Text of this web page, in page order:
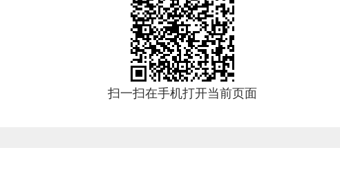
扫一扫在手机打开当前页面